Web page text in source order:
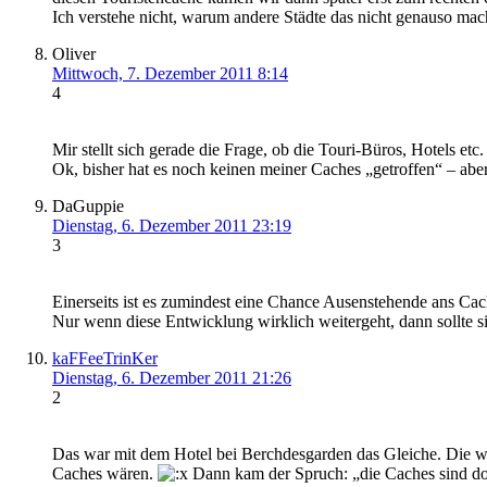
Ich verstehe nicht, warum andere Städte das nicht genauso
Oliver
Mittwoch, 7. Dezember 2011 8:14
4
Mir stellt sich gerade die Frage, ob die Touri-Büros, Hotels
Ok, bisher hat es noch keinen meiner Caches „getroffen“ –
DaGuppie
Dienstag, 6. Dezember 2011 23:19
3
Einerseits ist es zumindest eine Chance Ausenstehende ans
Nur wenn diese Entwicklung wirklich weitergeht, dann sollte
kaFFeeTrinKer
Dienstag, 6. Dezember 2011 21:26
2
Das war mit dem Hotel bei Berchdesgarden das Gleiche. Die
Caches wären.
Dann kam der Spruch: „die Caches sind